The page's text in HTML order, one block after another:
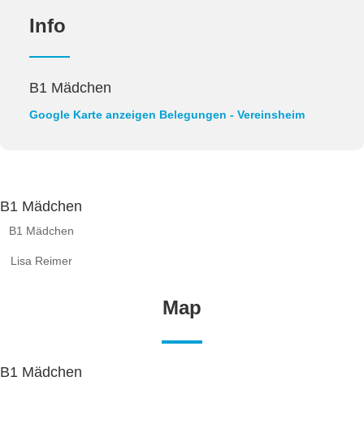
Info
B1 Mädchen
Google Karte anzeigen Belegungen - Vereinsheim
B1 Mädchen
B1 Mädchen
Lisa Reimer
Map
B1 Mädchen